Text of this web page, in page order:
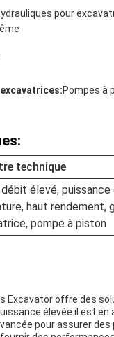
pour
Pompes à
technique
élevé,
haut rendement,
pompe à piston
Excavator offre des
élevée.il est
pour assurer